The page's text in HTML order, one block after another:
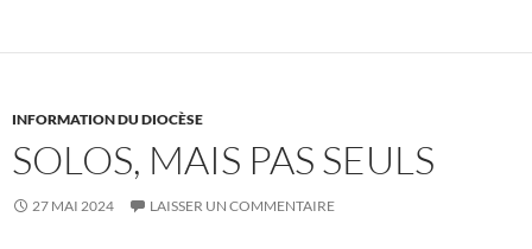
INFORMATION DU DIOCÈSE
SOLOS, MAIS PAS SEULS
27 MAI 2024 LAISSER UN COMMENTAIRE